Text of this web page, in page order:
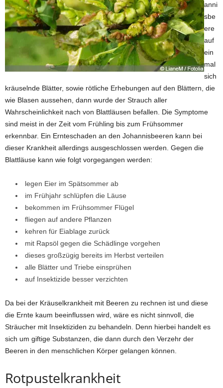
anni
sbe
ere
auf
ein
mal
sich
kräuselnde Blätter, sowie rötliche Erhebungen auf den Blättern, die
wie Blasen aussehen, dann wurde der Strauch aller
Wahrscheinlichkeit nach von Blattläusen befallen. Die Symptome
sind meist in der Zeit vom Frühling bis zum Frühsommer
erkennbar. Ein Ernteschaden an den Johannisbeeren kann bei
dieser Krankheit allerdings ausgeschlossen werden. Gegen die
Blattläuse kann wie folgt vorgegangen werden:
legen Eier im Spätsommer ab
im Frühjahr schlüpfen die Läuse
bekommen im Frühsommer Flügel
fliegen auf andere Pflanzen
kehren für Eiablage zurück
mit Rapsöl gegen die Schädlinge vorgehen
dieses großzügig bereits im Herbst verteilen
alle Blätter und Triebe einsprühen
auf Insektizide besser verzichten
Da bei der Kräuselkrankheit mit Beeren zu rechnen ist und diese
die Ernte kaum beeinflussen wird, wäre es nicht sinnvoll, die
Sträucher mit Insektiziden zu behandeln. Denn hierbei handelt es
sich um giftige Substanzen, die dann durch den Verzehr der
Beeren in den menschlichen Körper gelangen können.
Rotpustelkrankheit